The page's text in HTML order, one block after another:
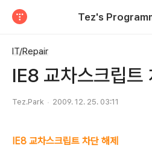
Tez's
IT/Repair
IE8 교차스크립트
Tez.Park 2009. 12. 25. 03:11
IE8 교차스크립트 차단 해제